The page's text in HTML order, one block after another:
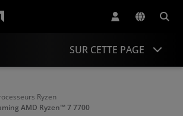
SUR CETTE PAGE
Ryzen
AMD Ryzen™ 7 7700